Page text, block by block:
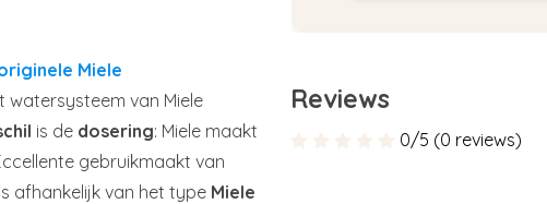
Miele
watersysteem van Miele
is de dosering: Miele maakt
gebruikmaakt van
afhankelijk van het type Miele
Reviews
0/5 (0 reviews)